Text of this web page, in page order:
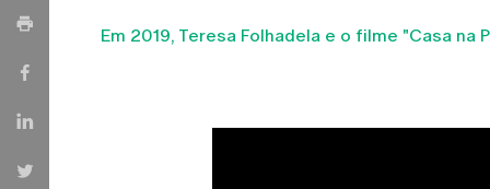
Em 2019, Teresa Folhadela e o filme "Casa na